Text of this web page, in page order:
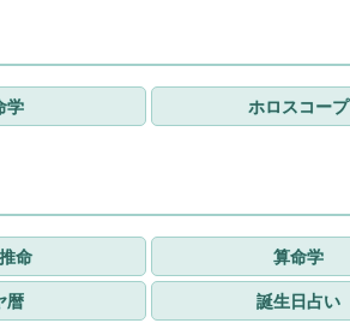
学 ホロスコープ
命
算命学
暦 誕生日占い